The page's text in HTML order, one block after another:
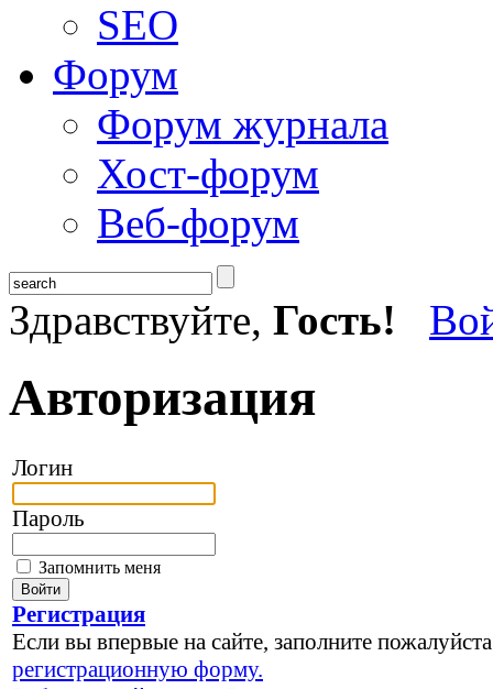
SEO
Форум
Форум журнала
Хост-форум
Веб-форум
Здравствуйте, Гость!
Авторизация
Логин
Пароль
Запомнить меня
Регистрация
Если вы впервые на сайте, заполните пожалуйста
регистрационную форму.